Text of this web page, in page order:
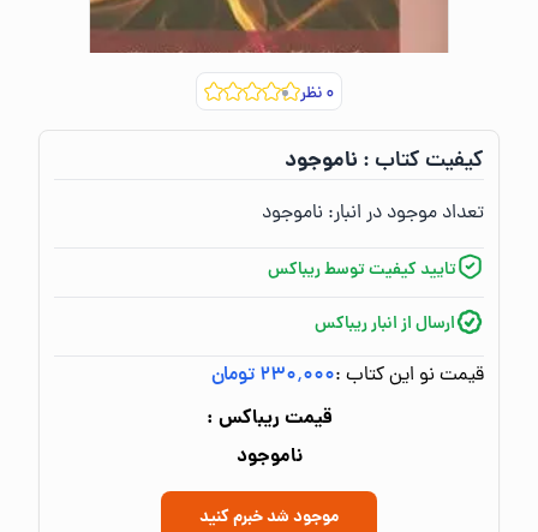
۰نظر
کیفیت کتاب :‌ ناموجود
تعداد موجود در انبار:‌ ناموجود
تایید کیفیت توسط ریباکس
ارسال از انبار ریباکس
قیمت نو این کتاب :۲۳۰٬۰۰۰ تومان
قیمت ریباکس :
ناموجود
موجود شد خبرم کنید